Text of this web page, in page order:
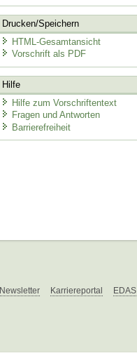
Drucken/Speichern
HTML-Gesamtansicht
Vorschrift als PDF
Hilfe
Hilfe zum Vorschriftentext
Fragen und Antworten
Barrierefreiheit
Newsletter Karriereportal EDAS